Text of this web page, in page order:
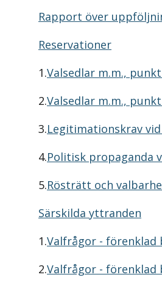
Rapport över
Reservationer
1.Valsedlar m.m., punkt
2.Valsedlar m.m., punkt
3.Legitimationskrav
4.Politisk propaganda
5.Rösträtt och
Särskilda yttranden
1.Valfrågor - förenklad
2.Valfrågor - förenklad